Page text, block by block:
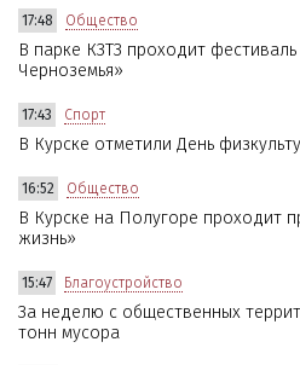
17:48 Общество
В парке КЗТЗ проходит
Черноземья»
17:43 Спорт
В Курске отметили День
16:52 Общество
В Курске на Полугоре проходит
жизнь»
15:47 Благоустройство
За неделю с общественных
тонн мусора